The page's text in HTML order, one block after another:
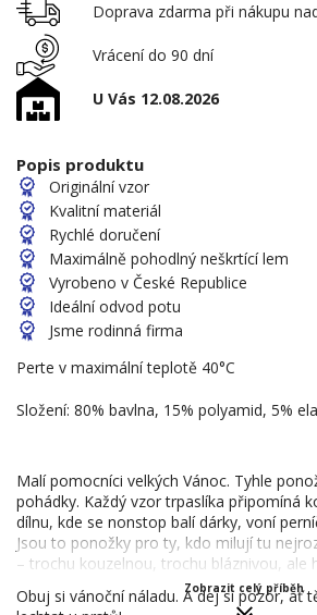
Doprava zdarma při nákupu
Vrácení do 90 dní
U Vás 12.08.2026
Popis produktu
Originální vzor
Kvalitní materiál
Rychlé doručení
Maximálně pohodlný neškrtící lem
Vyrobeno v České Republice
Ideální odvod potu
Jsme rodinná firma
Perte v maximální teplotě 40°C
Složení: 80% bavlna, 15% polyamid, 5%
Malí pomocníci velkých Vánoc. Tyhle
pohádky. Každý vzor trpaslíka připomíná
dílnu, kde se nonstop balí dárky, voní
Jsou to ponožky pro ty, kdo milují tu
– trochu kouzelnou, trochu bláznivou, ale
Obuj si vánoční náladu. A dej si pozor, ať
Zobrazit celý příběh